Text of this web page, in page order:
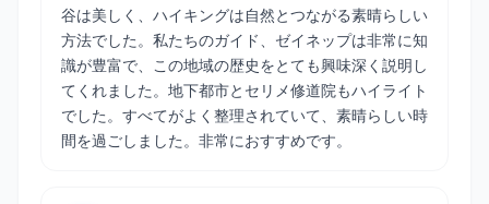
谷は美しく、ハイキングは自然とつながる素晴らしい
方法でした。私たちのガイド、ゼイネップは非常に知
識が豊富で、この地域の歴史をとても興味深く説明し
てくれました。地下都市とセリメ修道院もハイライト
でした。すべてがよく整理されていて、素晴らしい時
間を過ごしました。非常におすすめです。